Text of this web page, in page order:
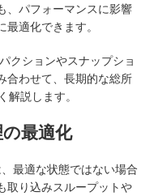
、パフォーマンスに影響
適化できます。
クションやスナップショ
合わせて、長期的な総所
解説します。
最適化
最適な状態ではない場合
取り込みスループットや